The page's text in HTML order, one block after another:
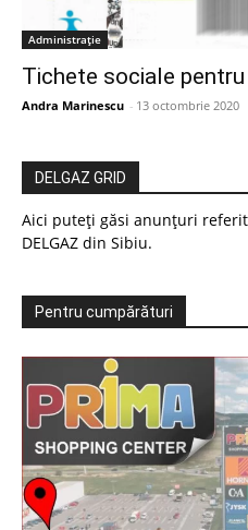
Administrație
Tichete sociale
Andra Marinescu - 13 octombrie 2020
DELGAZ GRID
Aici puteți găsi anunțuri
DELGAZ din Sibiu.
Pentru cumpărături